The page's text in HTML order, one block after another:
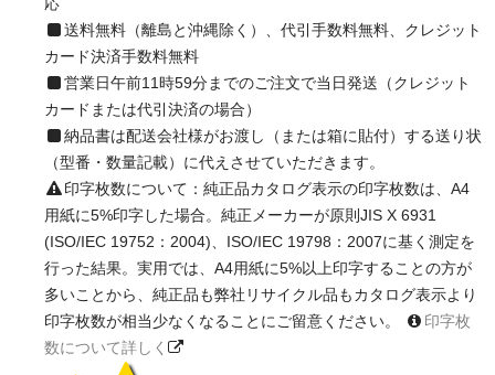
送料無料（離島と沖縄除く）、代引手数料無料、クレジット
カード決済手数料無料
営業日午前11時59分までのご注文で当日発送（クレジット
カードまたは代引決済の場合）
納品書は配送会社様がお渡し（または箱に貼付）する送り状
（型番・数量記載）に代えさせていただきます。
印字枚数について：純正品カタログ表示の印字枚数は、A4
用紙に5%印字した場合。純正メーカーが原則JIS X 6931
(ISO/IEC 19752：2004)、ISO/IEC 19798：2007に基く測定を
行った結果。実用では、A4用紙に5%以上印字することの方が
多いことから、純正品も弊社リサイクル品もカタログ表示より
印字枚数が相当少なくなることにご留意ください。
印字枚
数について詳しく